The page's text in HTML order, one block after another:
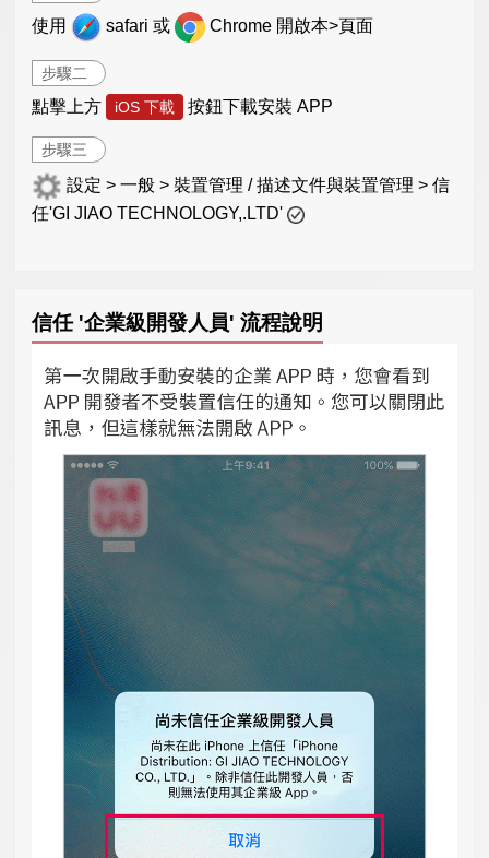
使用 safari 或 Chrome 開啟本>頁面
步驟二
點擊上方 iOS 下載 按鈕下載安裝 APP
步驟三
設定 > 一般 > 裝置管理 / 描述文件與裝置管理 > 信
任'GI JIAO TECHNOLOGY,.LTD'
信任 '企業級開發人員' 流程說明